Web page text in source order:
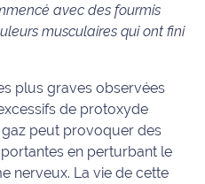
avec des fourmis
musculaires qui ont fini
plus graves observées
de protoxyde
gaz peut provoquer des
en perturbant le
nerveux. La vie de cette